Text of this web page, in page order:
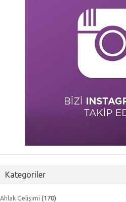
Kategoriler
Ahlak Gelişimi (170)